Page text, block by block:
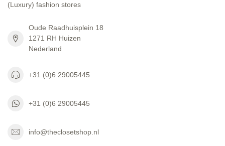
(Luxury) fashion stores
Oude Raadhuisplein 18
1271 RH Huizen
Nederland
+31 (0)6 29005445
+31 (0)6 29005445
info@theclosetshop.nl